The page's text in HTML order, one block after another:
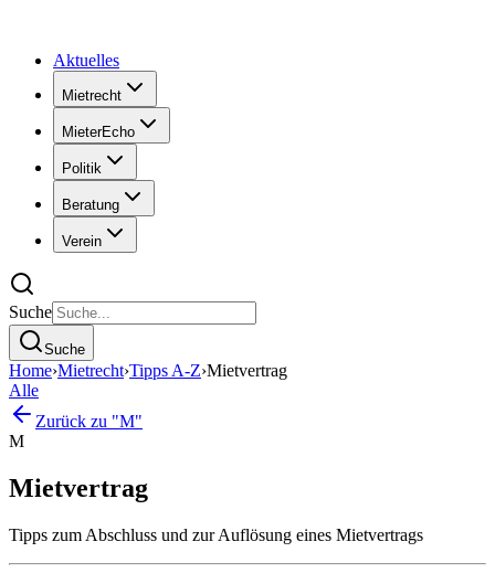
Aktuelles
Mietrecht
MieterEcho
Politik
Beratung
Verein
Suche
Suche
Home›Mietrecht›Tipps A-Z›Mietvertrag
Alle
Zurück zu "M"
M
Mietvertrag
Tipps zum Abschluss und zur Auflösung eines Mietvertrags